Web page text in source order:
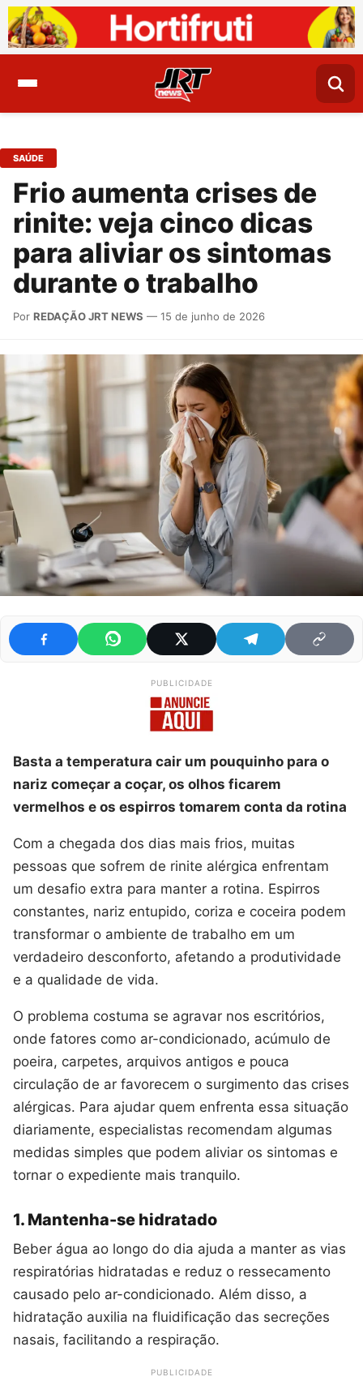
SAÚDE
Frio aumenta crises de
rinite: veja cinco dicas
para aliviar os sintomas
durante o trabalho
Por REDAÇÃO JRT NEWS — 15 de junho de 2026
PUBLICIDADE
Basta a temperatura cair um pouquinho para o
nariz começar a coçar, os olhos ficarem
vermelhos e os espirros tomarem conta da rotina
Com a chegada dos dias mais frios, muitas
pessoas que sofrem de rinite alérgica enfrentam
um desafio extra para manter a rotina. Espirros
constantes, nariz entupido, coriza e coceira podem
transformar o ambiente de trabalho em um
verdadeiro desconforto, afetando a produtividade
e a qualidade de vida.
O problema costuma se agravar nos escritórios,
onde fatores como ar-condicionado, acúmulo de
poeira, carpetes, arquivos antigos e pouca
circulação de ar favorecem o surgimento das crises
alérgicas. Para ajudar quem enfrenta essa situação
diariamente, especialistas recomendam algumas
medidas simples que podem aliviar os sintomas e
tornar o expediente mais tranquilo.
1. Mantenha-se hidratado
Beber água ao longo do dia ajuda a manter as vias
respiratórias hidratadas e reduz o ressecamento
causado pelo ar-condicionado. Além disso, a
hidratação auxilia na fluidificação das secreções
nasais, facilitando a respiração.
PUBLICIDADE